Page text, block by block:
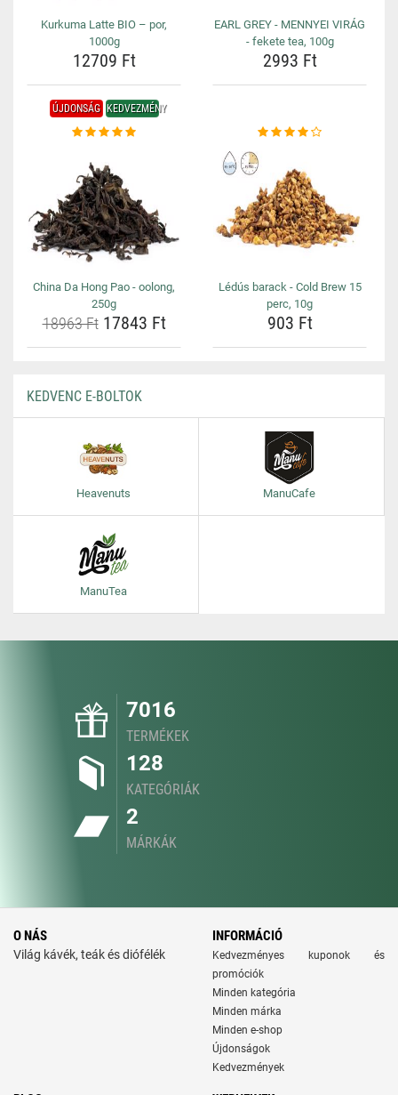
Kurkuma Latte BIO – por,
1000g
12709 Ft
EARL GREY - MENNYEI VIRÁG
- fekete tea, 100g
2993 Ft
ÚJDONSÁG KEDVEZMÉNY
China Da Hong Pao - oolong,
250g
18963 Ft17843 Ft
Lédús barack - Cold Brew 15
perc, 10g
903 Ft
KEDVENC E-BOLTOK
Heavenuts ManuCafe
ManuTea
7016
TERMÉKEK
128
KATEGÓRIÁK
2
MÁRKÁK
O NÁS
Világ kávék, teák és diófélék
INFORMÁCIÓ
Kedvezményes kuponok és
promóciók
Minden kategória
Minden márka
Minden e-shop
Újdonságok
Kedvezmények